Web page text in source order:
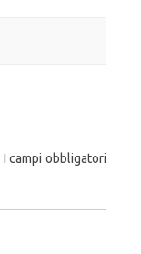
I campi obbligatori